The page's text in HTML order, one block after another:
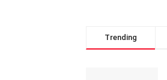
Trending